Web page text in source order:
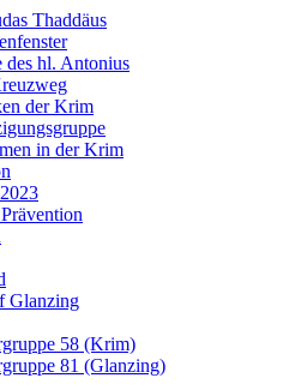
Thaddäus
des hl. Antonius
der Krim
in der Krim
Glanzing
58 (Krim)
81 (Glanzing)